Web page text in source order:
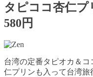
タピココ杏仁
580円
台湾の定番タピオカ＆
仁プリンも入って台湾